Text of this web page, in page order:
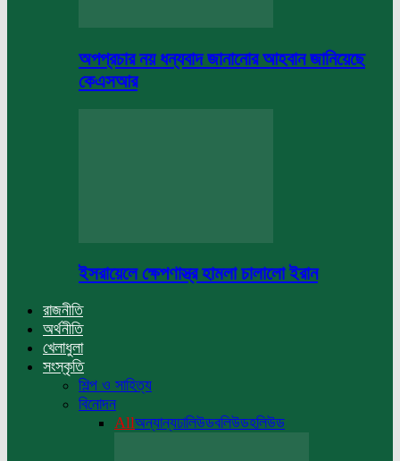
অপপ্রচার নয় ধন্যবাদ জানানোর আহবান জানিয়েছে
কেএসআর
ইসরায়েলে ক্ষেপণাস্ত্র হামলা চালালো ইরান
রাজনীতি
অর্থনীতি
খেলাধুলা
সংস্কৃতি
শিল্প ও সাহিত্য
বিনোদন
Allঅন্যান্যঢালিউডবলিউডহলিউড